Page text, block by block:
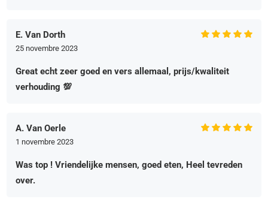
E. Van Dorth
25 novembre 2023
Great echt zeer goed en vers allemaal, prijs/kwaliteit
verhouding 💯
A. Van Oerle
1 novembre 2023
Was top ! Vriendelijke mensen, goed eten, Heel tevreden
over.